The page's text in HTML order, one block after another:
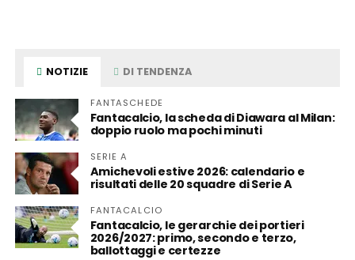
NOTIZIE DI TENDENZA
FANTASCHEDE
Fantacalcio, la scheda di Diawara al Milan:
doppio ruolo ma pochi minuti
SERIE A
Amichevoli estive 2026: calendario e
risultati delle 20 squadre di Serie A
FANTACALCIO
Fantacalcio, le gerarchie dei portieri
2026/2027: primo, secondo e terzo,
ballottaggi e certezze